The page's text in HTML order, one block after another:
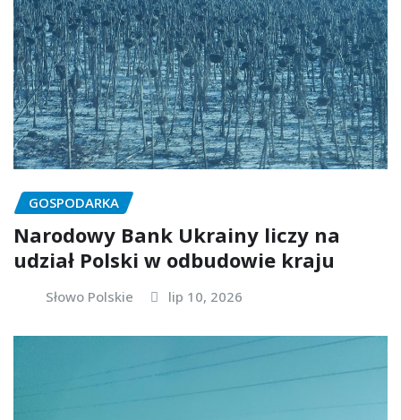
GOSPODARKA
Narodowy Bank Ukrainy liczy na
udział Polski w odbudowie kraju
Słowo Polskie lip 10, 2026